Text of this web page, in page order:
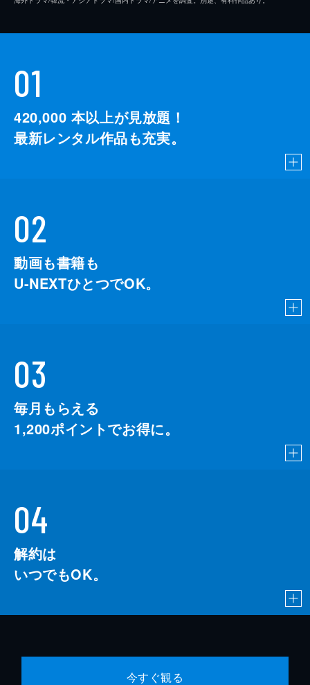
01
420,000 本以上が見放題！
最新レンタル作品も充実。
02
動画も書籍も
U-NEXTひとつでOK。
03
毎月もらえる
1,200ポイントでお得に。
04
解約は
いつでもOK。
今すぐ観る